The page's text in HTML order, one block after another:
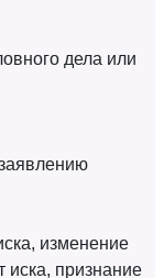
дела или
изменение
иска, признание